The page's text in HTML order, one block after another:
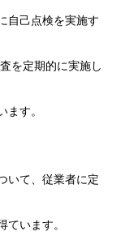
自己点検を実施す
定期的に実施し
す。
いて、従業者に定
います。